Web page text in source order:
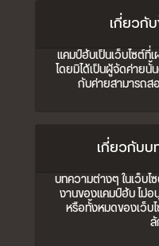
เกี่ยวกั
แคมป์ฮับเป็นเว็บไซต์
โดยมิได้เป็นผู้จัดค่าย
กับค่ายสามารถส
เกี่ยวกับ
บทความต่างๆ ในเว็บไ
งานของแคมป์ฮับ ไม่
หรือทั้งหมดของเว็บ